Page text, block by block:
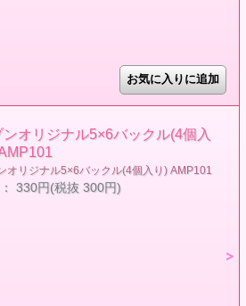
ンオリジナル5×6バックル(4個入
オリジナル5×6バックル(4個入り) AMP101
330円(税抜 300円)